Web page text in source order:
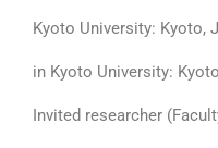
Kyoto University: Kyoto,
in Kyoto University:
Invited researcher